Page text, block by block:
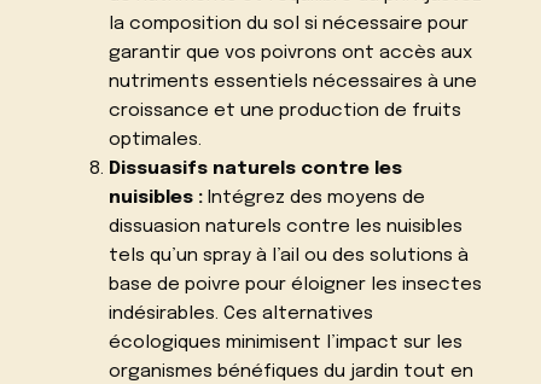
la composition du sol si nécessaire pour
garantir que vos poivrons ont accès aux
nutriments essentiels nécessaires à une
croissance et une production de fruits
optimales.
Dissuasifs naturels contre les
nuisibles :Intégrez des moyens de
dissuasion naturels contre les nuisibles
tels qu’un spray à l’ail ou des solutions à
base de poivre pour éloigner les insectes
indésirables. Ces alternatives
écologiques minimisent l’impact sur les
organismes bénéfiques du jardin tout en